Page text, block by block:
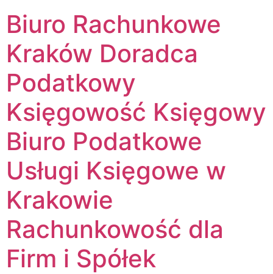
Biuro Rachunkowe
Kraków Doradca
Podatkowy
Księgowość Księgowy
Biuro Podatkowe
Usługi Księgowe w
Krakowie
Rachunkowość dla
Firm i Spółek